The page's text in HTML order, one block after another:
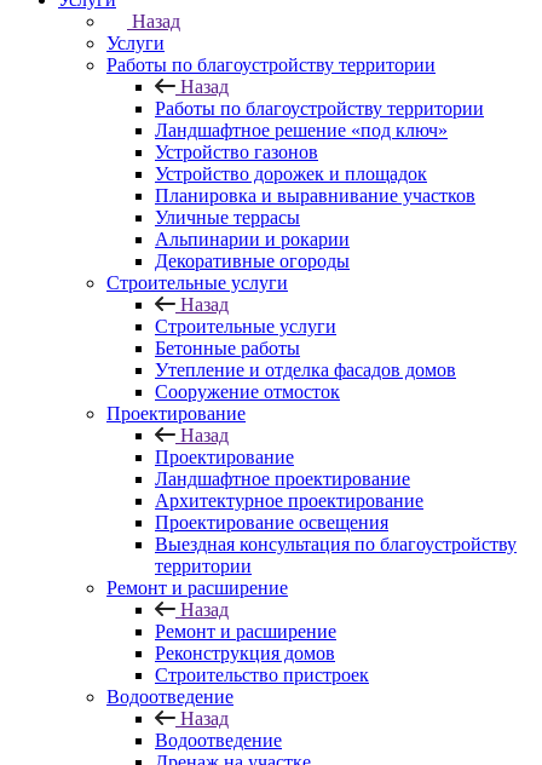
Назад
Услуги
Работы по благоустройству территории
Назад
Работы по благоустройству территории
Ландшафтное решение «под ключ»
Устройство газонов
Устройство дорожек и площадок
Планировка и выравнивание участков
Уличные террасы
Альпинарии и рокарии
Декоративные огороды
Строительные услуги
Назад
Строительные услуги
Бетонные работы
Утепление и отделка фасадов домов
Сооружение отмосток
Проектирование
Назад
Проектирование
Ландшафтное проектирование
Архитектурное проектирование
Проектирование освещения
Выездная консультация по благоустройству
территории
Ремонт и расширение
Назад
Ремонт и расширение
Реконструкция домов
Строительство пристроек
Водоотведение
Назад
Водоотведение